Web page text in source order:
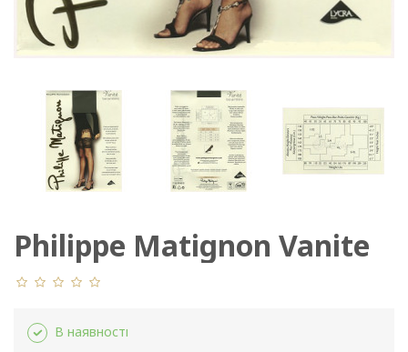
Philippe Matignon Vanite
Bas-Jarretiere
В наявності